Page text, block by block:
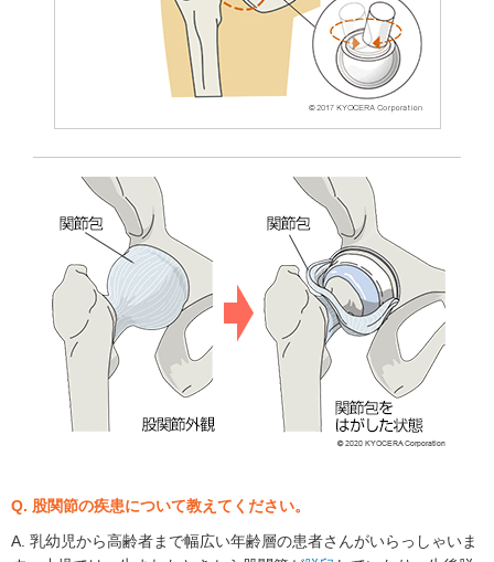
Q. 股関節の疾患について教えてください。
A. 乳幼児から高齢者まで幅広い年齢層の患者さんがいらっしゃいま